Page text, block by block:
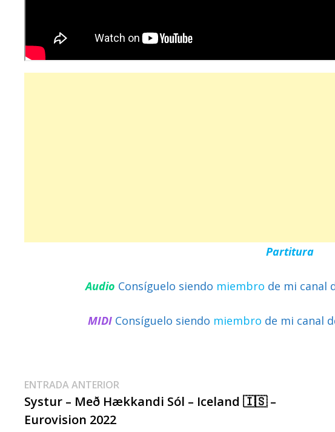
Partitura
Audio Consíguelo siendo miembro de mi canal
MIDI Consíguelo siendo miembro de mi canal
Navegación
De
ENTRADA ANTERIOR
anterior:
Systur – Með Hækkandi Sól – Iceland 🇮🇸 –
Eurovision 2022